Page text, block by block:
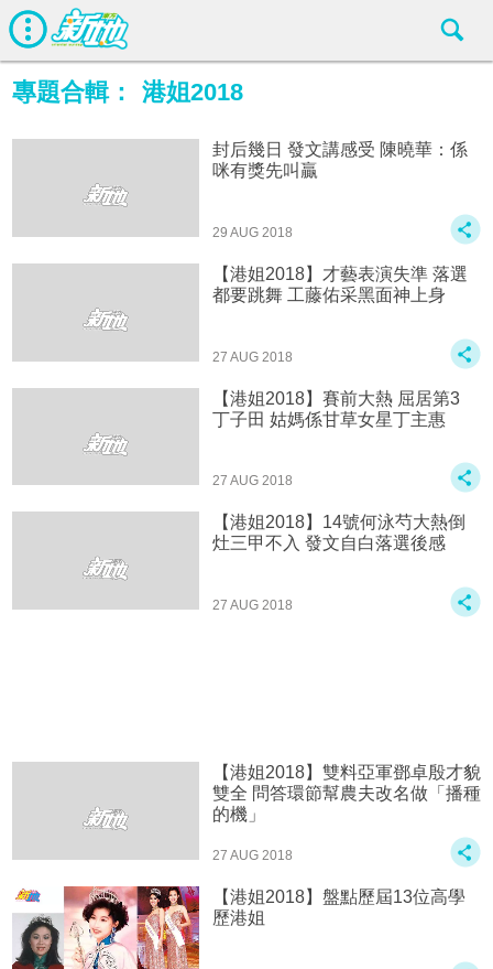
專題合輯： 港姐2018
封后幾日 發文講感受 陳曉華：係
咪有獎先叫贏
29 AUG 2018
【港姐2018】才藝表演失準 落選
都要跳舞 工藤佑采黑面神上身
27 AUG 2018
【港姐2018】賽前大熱 屈居第3
丁子田 姑媽係甘草女星丁主惠
27 AUG 2018
【港姐2018】14號何泳芍大熱倒
灶三甲不入 發文自白落選後感
27 AUG 2018
【港姐2018】雙料亞軍鄧卓殷才貌
雙全 問答環節幫農夫改名做「播種
的機」
27 AUG 2018
【港姐2018】盤點歷屆13位高學
歷港姐